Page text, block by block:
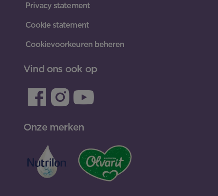
Privacy statement
Cookie statement
Cookievoorkeuren beheren
Vind ons ook op
Onze merken